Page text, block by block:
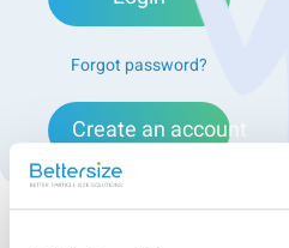
Forgot password?
Create an account